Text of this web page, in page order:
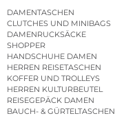
DAMENTASCHEN
CLUTCHES UND MINIBAGS
DAMENRUCKSÄCKE
SHOPPER
HANDSCHUHE DAMEN
HERREN REISETASCHEN
KOFFER UND TROLLEYS
HERREN KULTURBEUTEL
REISEGEPÄCK DAMEN
BAUCH- & GÜRTELTASCHEN